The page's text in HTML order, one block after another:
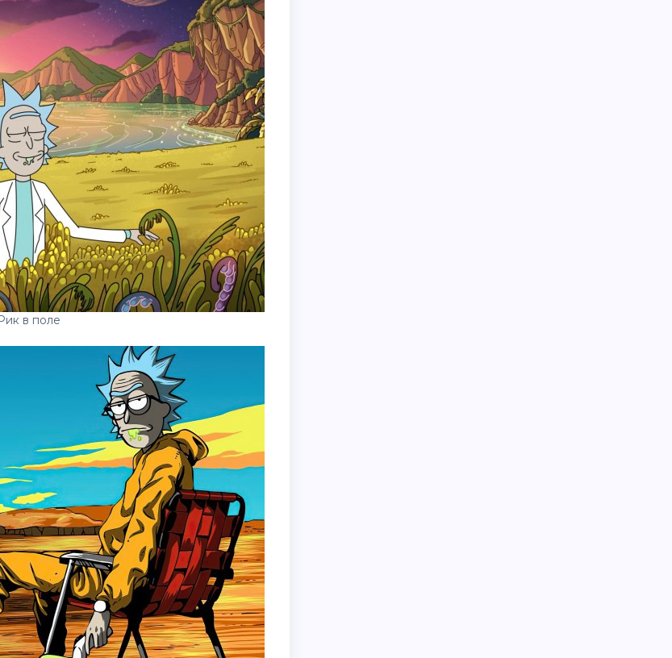
в поле